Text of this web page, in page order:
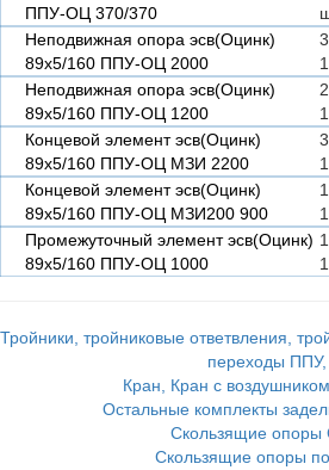
ППУ-ОЦ 370/370
Неподвижная опора эсв(Оцинк)
89х5/160 ППУ-ОЦ 2000
Неподвижная опора эсв(Оцинк)
89х5/160 ППУ-ОЦ 1200
Концевой элемент эсв(Оцинк)
89х5/160 ППУ-ОЦ МЗИ 2200
Концевой элемент эсв(Оцинк)
89х5/160 ППУ-ОЦ МЗИ200 900
Промежуточный элемент эсв(Оцинк)
89х5/160 ППУ-ОЦ 1000
Тройники, тройниковые ответвления,
переходы ППУ,
Кран, Кран с
Остальные комплекты
Скользящие
Скользящие опоры